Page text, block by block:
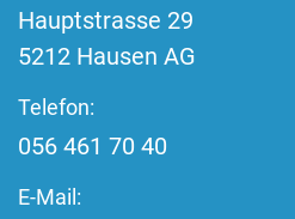
Hauptstrasse 29
5212 Hausen AG
Telefon:
056 461 70 40
E-Mail: